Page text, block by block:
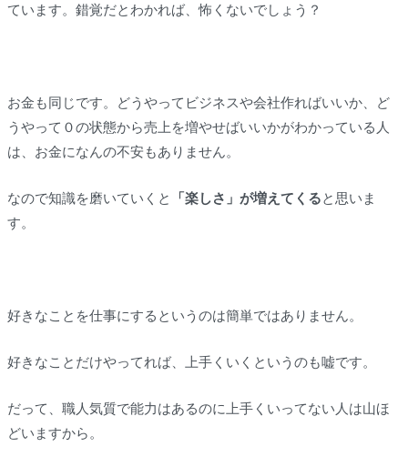
ています。錯覚だとわかれば、怖くないでしょう？
お金も同じです。どうやってビジネスや会社作ればいいか、ど
うやって０の状態から売上を増やせばいいかがわかっている人
は、お金になんの不安もありません。
なので知識を磨いていくと 「楽しさ」が増えてくると思いま
す。
好きなことを仕事にするというのは簡単ではありません。
好きなことだけやってれば、上手くいくというのも嘘です。
だって、職人気質で能力はあるのに上手くいってない人は山ほ
どいますから。